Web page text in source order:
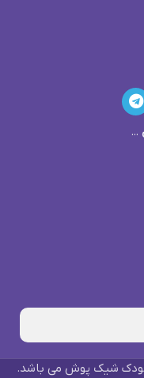
...
شیک پوش می باشد.